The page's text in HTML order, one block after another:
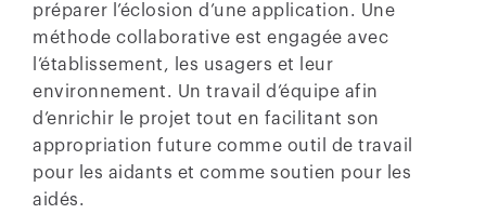
préparer l’éclosion d’une application. Une
méthode collaborative est engagée avec
l’établissement, les usagers et leur
environnement. Un travail d’équipe afin
d’enrichir le projet tout en facilitant son
appropriation future comme outil de travail
pour les aidants et comme soutien pour les
aidés.